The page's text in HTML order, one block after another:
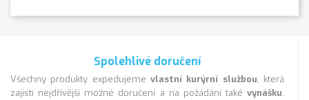
Spolehlivé doručení
Všechny produkty expedujeme vlastní kurýrní službou, která
zajistí nejdřívější možné doručení a na požádání také vynášku.